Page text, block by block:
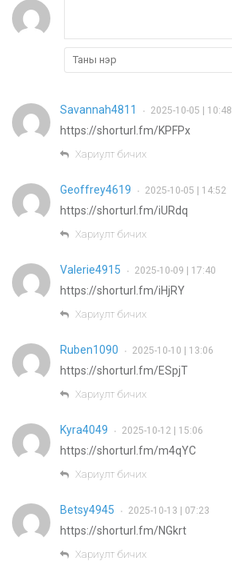
Savannah4811 • 2025-10-05 | 10:48
https://shorturl.fm/KPFPx
Хариулт бичих
Geoffrey4619 • 2025-10-05 | 14:52
https://shorturl.fm/iURdq
Хариулт бичих
Valerie4915 • 2025-10-09 | 17:40
https://shorturl.fm/iHjRY
Хариулт бичих
Ruben1090 • 2025-10-10 | 13:06
https://shorturl.fm/ESpjT
Хариулт бичих
Kyra4049 • 2025-10-12 | 15:06
https://shorturl.fm/m4qYC
Хариулт бичих
Betsy4945 • 2025-10-13 | 07:23
https://shorturl.fm/NGkrt
Хариулт бичих